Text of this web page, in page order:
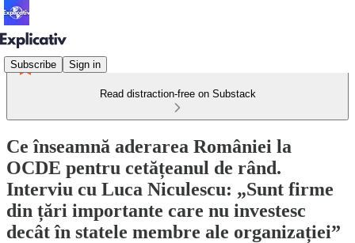
Subscribe Sign in
Read distraction-free on Substack
Ce înseamnă aderarea României la
OCDE pentru cetățeanul de rând.
Interviu cu Luca Niculescu: „Sunt firme
din țări importante care nu investesc
decât în statele membre ale organizației”